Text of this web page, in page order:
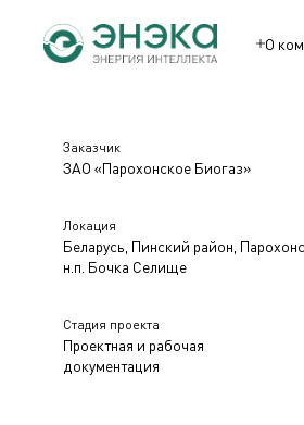
О
Заказчик
ЗАО «Парохонское Биогаз»
Локация
Беларусь, Пинский район,
н.п. Бочка Селище
Стадия проекта
Проектная и рабочая
документация